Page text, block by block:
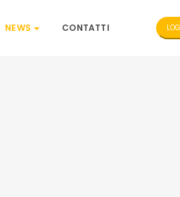
NEWS CONTATTI